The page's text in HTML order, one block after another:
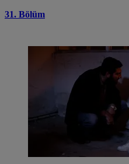
31. Bölüm